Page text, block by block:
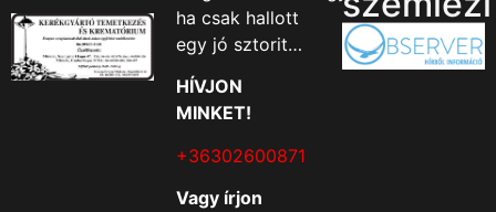
ha csak hallott
egy jó sztorit…
HÍVJON
MINKET!
+36302600871
Vagy írjon